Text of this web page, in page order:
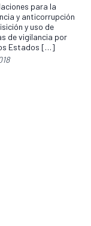
para la
y anticorrupción
y uso de
de vigilancia por
Estados […]